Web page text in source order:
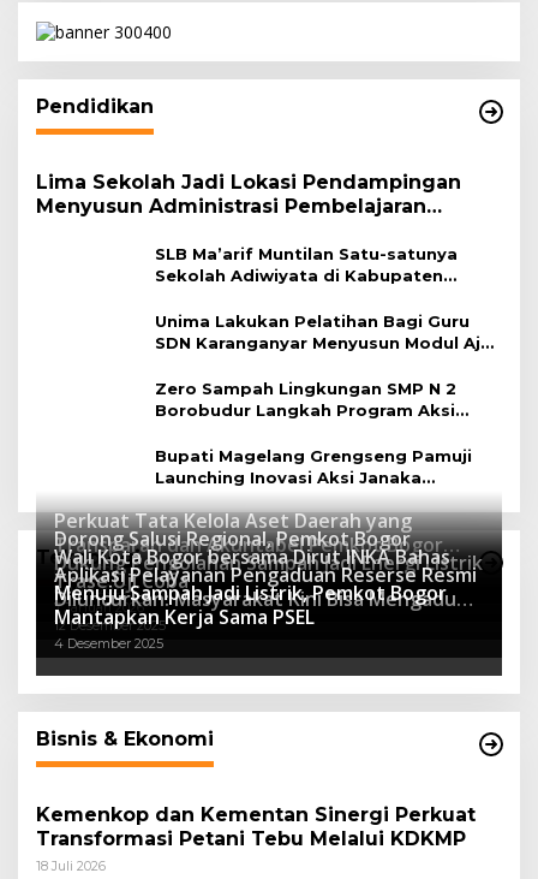
Pendidikan
Lima Sekolah Jadi Lokasi Pendampingan
Menyusun Administrasi Pembelajaran
SLB Ma’arif Muntilan Satu-satunya
Sekolah Adiwiyata di Kabupaten
Unima Lakukan Pelatihan Bagi Guru
SDN Karanganyar Menyusun Modul Ajar
Zero Sampah Lingkungan SMP N 2
Borobudur Langkah Program Aksi
Bupati Magelang Grengseng Pamuji
Launching Inovasi Aksi Janaka
Program Sekolah Adiwiyata
Teknologi
Perkuat Tata Kelola Aset Daerah yang
Transparan dan Akuntabel Pemkot Bogor
Luncurkan SIMASDA
8 Juli 2026
Dorong Salusi Regional, Pemkot Bogor
Dukung Pengolahan Sampah Jadi Energi Listrik
8 April 2026
Wali Kota Bogor bersama Dirut INKA Bahas
Trase Uji Coba
7 Januari 2026
Aplikasi Pelayanan Pengaduan Reserse Resmi
Diluncurkan: Masyarakat Kini Bisa Mengadu
Lebih Cepat, Mudah, dan Terintegrasi
12 Desember 2025
Menuju Sampah Jadi Listrik, Pemkot Bogor
Mantapkan Kerja Sama PSEL
4 Desember 2025
Bisnis & Ekonomi
Kemenkop dan Kementan Sinergi Perkuat
Transformasi Petani Tebu Melalui KDKMP
18 Juli 2026